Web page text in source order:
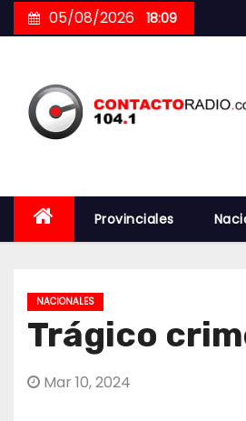
to
05/08/2026 18:09
Provinciales
NACIONALES
Trágico
Mar 10, 2024